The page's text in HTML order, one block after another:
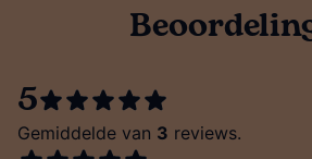
5
Gemiddelde van 3 reviews.